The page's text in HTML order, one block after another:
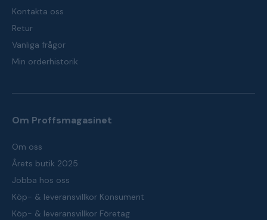
Kontakta oss
Retur
Vanliga frågor
Min orderhistorik
Om Proffsmagasinet
Om oss
Årets butik 2025
Jobba hos oss
Köp- & leveransvillkor Konsument
Köp- & leveransvillkor Företag